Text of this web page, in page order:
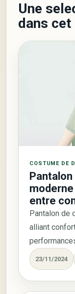
Une
dans cet
COSTUME DE
moderne
entre
Pantalon de
alliant
23/11/2024